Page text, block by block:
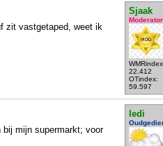
Sjaak
Moderator
22.412
OTindex:
59.597
zit vastgetaped, weet ik
ledi
mijn supermarkt; voor